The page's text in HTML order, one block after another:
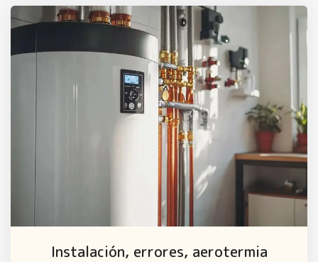
Instalación, errores, aerotermia